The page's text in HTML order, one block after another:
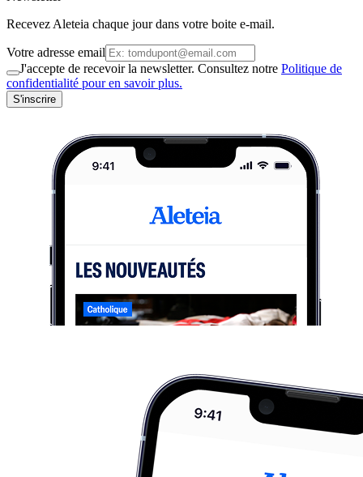
Recevez Aleteia chaque jour dans votre boite e-mail.
Votre adresse email
J'accepte de recevoir la newsletter. Consultez notre Politique de
confidentialité pour en savoir plus.
S'inscrire